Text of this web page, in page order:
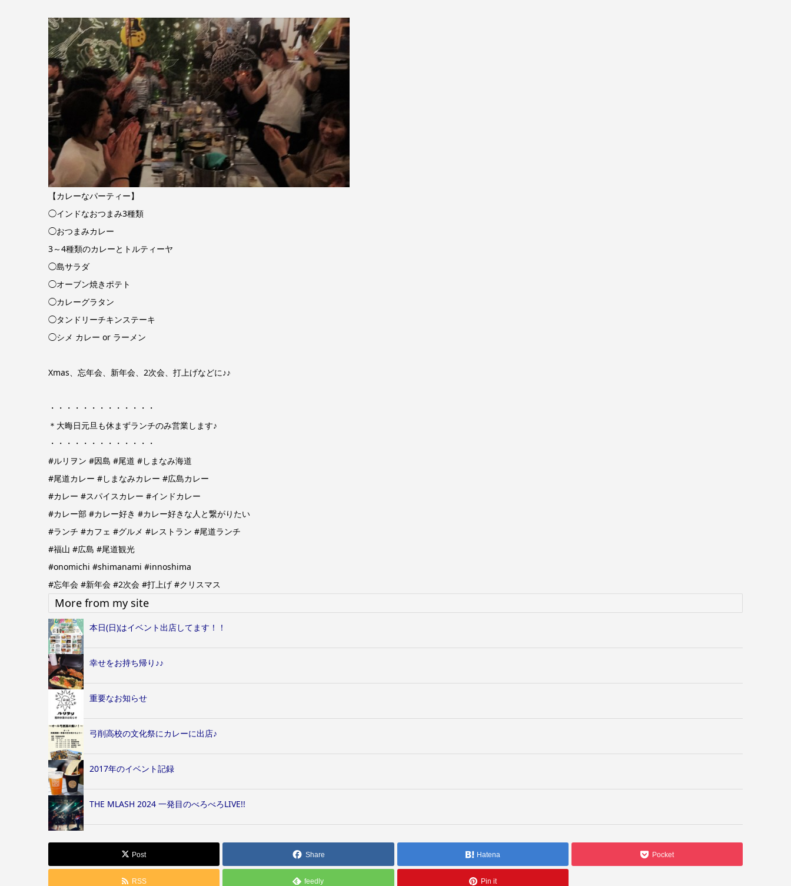
【カレーなパーティー】
◯インドなおつまみ3種類
◯おつまみカレー
3～4種類のカレーとトルティーヤ
◯島サラダ
◯オーブン焼きポテト
◯カレーグラタン
◯タンドリーチキンステーキ
◯シメ カレー or ラーメン
Xmas、忘年会、新年会、2次会、打上げなどに♪♪
・・・・・・・・・・・・・
＊大晦日元旦も休まずランチのみ営業します♪
・・・・・・・・・・・・・
#ルリヲン #因島 #尾道 #しまなみ海道
#尾道カレー #しまなみカレー #広島カレー
#カレー #スパイスカレー #インドカレー
#カレー部 #カレー好き #カレー好きな人と繋がりたい
#ランチ #カフェ #グルメ #レストラン #尾道ランチ
#福山 #広島 #尾道観光
#onomichi #shimanami #innoshima
#忘年会 #新年会 #2次会 #打上げ #クリスマス
More from my site
本日(日)はイベント出店してます！！
幸せをお持ち帰り♪♪
重要なお知らせ
弓削高校の文化祭にカレーに出店♪
2017年のイベント記録
THE MLASH 2024 一発目のべろべろLIVE!!
Post Share Hatena Pocket
RSS feedly Pin it